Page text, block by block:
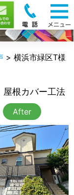
> 横浜市緑区T様
根カバー工法
After